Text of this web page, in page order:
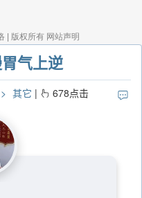
气上逆
其它 678点击